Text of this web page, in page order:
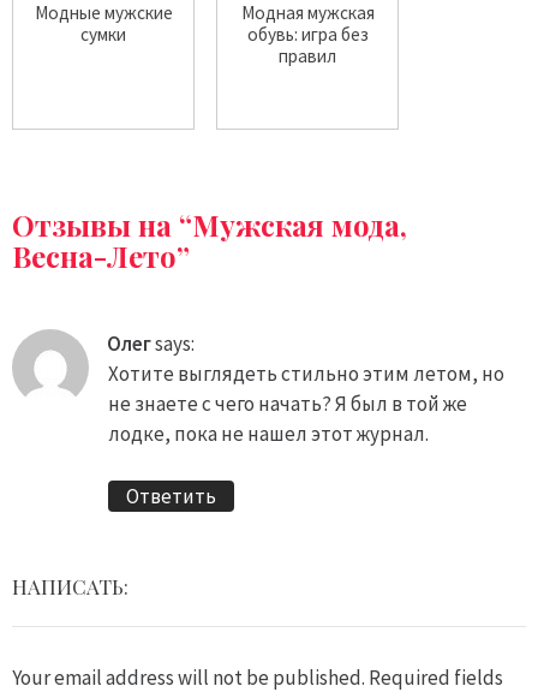
Модные мужские
сумки
Модная мужская
обувь: игра без
правил
Отзывы на “Мужская мода,
Весна-Лето”
Олегsays:
Хотите выглядеть стильно этим летом, но
не знаете с чего начать? Я был в той же
лодке, пока не нашел этот журнал.
Ответить
НАПИСАТЬ:
Your email address will not be published. Required fields